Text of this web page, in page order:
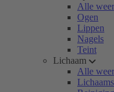
Alle
Ogen
Lippen
Nagels
Teint
Lichaam
Alle